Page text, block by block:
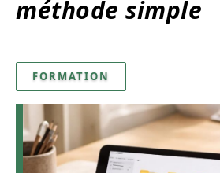
méthode simple
FORMATION